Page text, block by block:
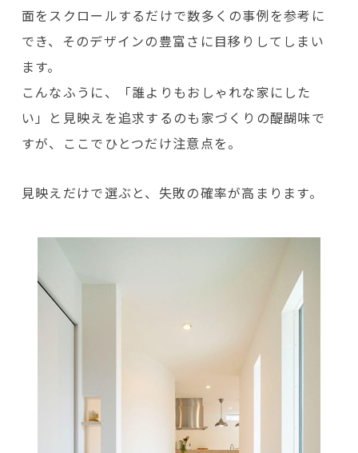
面をスクロールするだけで数多くの事例を参考に
でき、そのデザインの豊富さに目移りしてしまい
ます。
こんなふうに、「誰よりもおしゃれな家にした
い」と見映えを追求するのも家づくりの醍醐味で
すが、ここでひとつだけ注意点を。
見映えだけで選ぶと、失敗の確率が高まります。